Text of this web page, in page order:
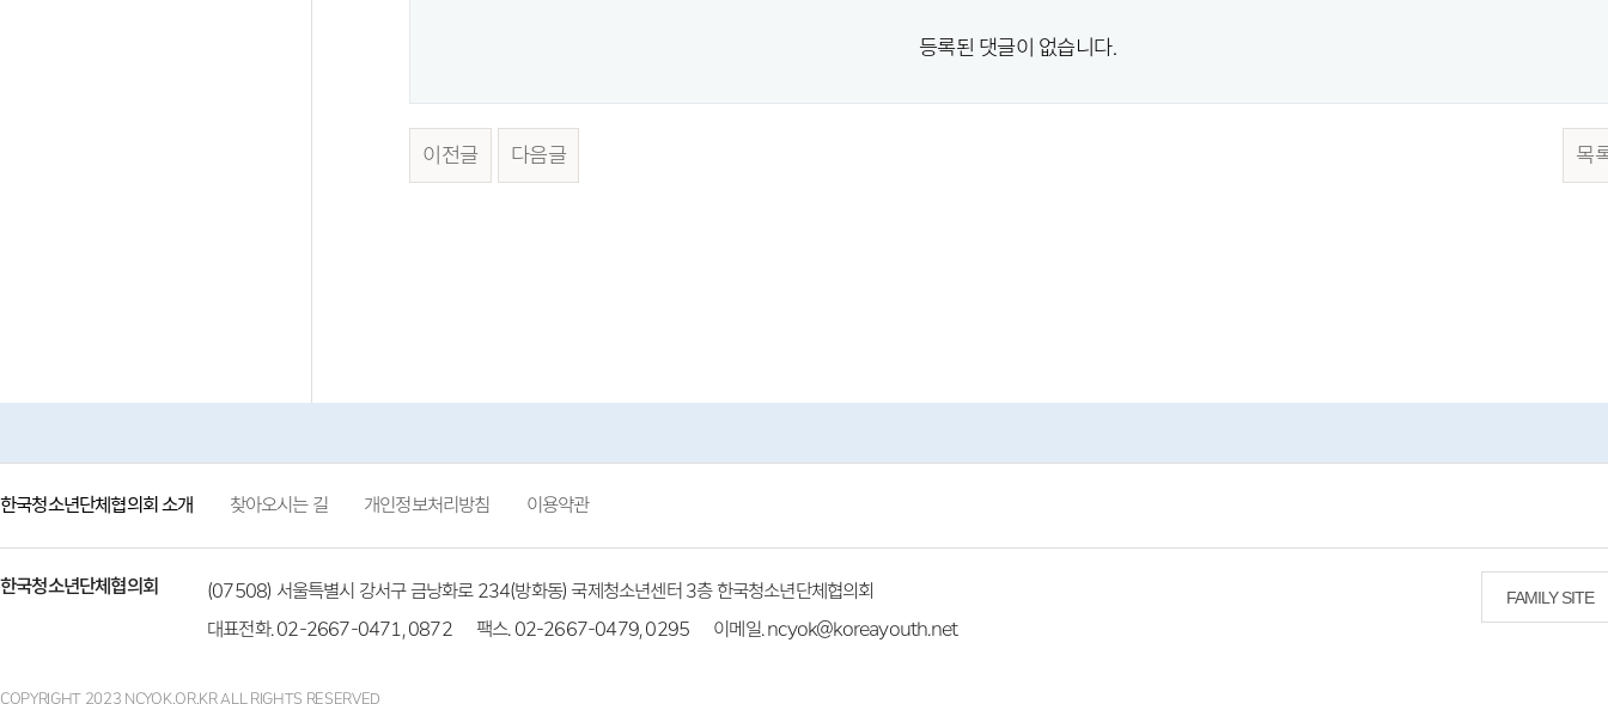
등록된 댓글이 없습니다.
이전글 다음글 목
한국청소년단체협의회 소개 찾아오시는 길 개인정보처리방침 이용약관
FAMILY SITE
한국청소년단체협의회
(07508) 서울특별시 강서구 금낭화로 234(방화동) 국제청소년센터 3층 한국청소년단체협의회
대표전화. 02-2667-0471, 0872
팩스. 02-2667-0479, 0295 이메일. ncyok@koreayouth.net
COPYRIGHT 2023 NCYOK.OR.KR ALL RIGHTS RESERVED